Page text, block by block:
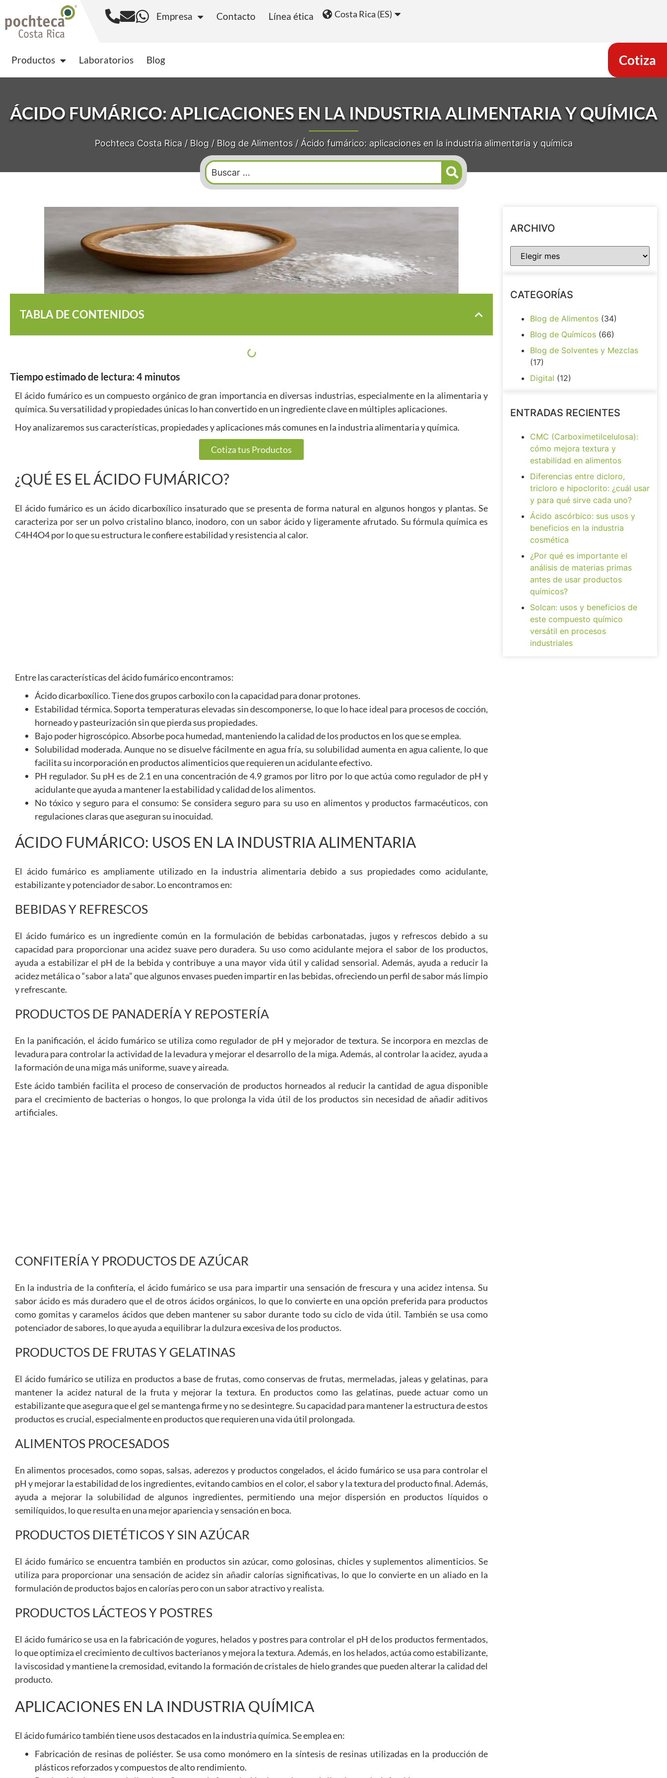
Cotiza
Empresa Contacto Línea ética Costa Rica (ES)
Productos Laboratorios Blog
ÁCIDO FUMÁRICO: APLICACIONES EN LA INDUSTRIA ALIMENTARIA Y QUÍMICA
Pochteca Costa Rica/ Blog/ Blog de Alimentos/ Ácido fumárico: aplicaciones en la industria alimentaria y química
TABLA DE CONTENIDOS
Tiempo estimado de lectura: 4 minutos
El ácido fumárico es un compuesto orgánico de gran importancia en diversas industrias, especialmente en la alimentaria y
química. Su versatilidad y propiedades únicas lo han convertido en un ingrediente clave en múltiples aplicaciones.
Hoy analizaremos sus características, propiedades y aplicaciones más comunes en la industria alimentaria y química.
Cotiza tus Productos
¿QUÉ ES EL ÁCIDO FUMÁRICO?
El ácido fumárico es un ácido dicarboxílico insaturado que se presenta de forma natural en algunos hongos y plantas. Se
caracteriza por ser un polvo cristalino blanco, inodoro, con un sabor ácido y ligeramente afrutado. Su fórmula química es
C4H4O4 por lo que su estructura le confiere estabilidad y resistencia al calor.
Entre las características del ácido fumárico encontramos:
Ácido dicarboxílico. Tiene dos grupos carboxilo con la capacidad para donar protones.
Estabilidad térmica. Soporta temperaturas elevadas sin descomponerse, lo que lo hace ideal para procesos de cocción,
horneado y pasteurización sin que pierda sus propiedades.
Bajo poder higroscópico. Absorbe poca humedad, manteniendo la calidad de los productos en los que se emplea.
Solubilidad moderada. Aunque no se disuelve fácilmente en agua fría, su solubilidad aumenta en agua caliente, lo que
facilita su incorporación en productos alimenticios que requieren un acidulante efectivo.
PH regulador. Su pH es de 2.1 en una concentración de 4.9 gramos por litro por lo que actúa como regulador de pH y
acidulante que ayuda a mantener la estabilidad y calidad de los alimentos.
No tóxico y seguro para el consumo: Se considera seguro para su uso en alimentos y productos farmacéuticos, con
regulaciones claras que aseguran su inocuidad.
ÁCIDO FUMÁRICO: USOS EN LA INDUSTRIA ALIMENTARIA
El ácido fumárico es ampliamente utilizado en la industria alimentaria debido a sus propiedades como acidulante,
estabilizante y potenciador de sabor. Lo encontramos en:
BEBIDAS Y REFRESCOS
El ácido fumárico es un ingrediente común en la formulación de bebidas carbonatadas, jugos y refrescos debido a su
capacidad para proporcionar una acidez suave pero duradera. Su uso como acidulante mejora el sabor de los productos,
ayuda a estabilizar el pH de la bebida y contribuye a una mayor vida útil y calidad sensorial. Además, ayuda a reducir la
acidez metálica o “sabor a lata” que algunos envases pueden impartir en las bebidas, ofreciendo un perfil de sabor más limpio
y refrescante.
PRODUCTOS DE PANADERÍA Y REPOSTERÍA
En la panificación, el ácido fumárico se utiliza como regulador de pH y mejorador de textura. Se incorpora en mezclas de
levadura para controlar la actividad de la levadura y mejorar el desarrollo de la miga. Además, al controlar la acidez, ayuda a
la formación de una miga más uniforme, suave y aireada.
Este ácido también facilita el proceso de conservación de productos horneados al reducir la cantidad de agua disponible
para el crecimiento de bacterias o hongos, lo que prolonga la vida útil de los productos sin necesidad de añadir aditivos
artificiales.
CONFITERÍA Y PRODUCTOS DE AZÚCAR
En la industria de la confitería, el ácido fumárico se usa para impartir una sensación de frescura y una acidez intensa. Su
sabor ácido es más duradero que el de otros ácidos orgánicos, lo que lo convierte en una opción preferida para productos
como gomitas y caramelos ácidos que deben mantener su sabor durante todo su ciclo de vida útil. También se usa como
potenciador de sabores, lo que ayuda a equilibrar la dulzura excesiva de los productos.
PRODUCTOS DE FRUTAS Y GELATINAS
El ácido fumárico se utiliza en productos a base de frutas, como conservas de frutas, mermeladas, jaleas y gelatinas, para
mantener la acidez natural de la fruta y mejorar la textura. En productos como las gelatinas, puede actuar como un
estabilizante que asegura que el gel se mantenga firme y no se desintegre. Su capacidad para mantener la estructura de estos
productos es crucial, especialmente en productos que requieren una vida útil prolongada.
ALIMENTOS PROCESADOS
En alimentos procesados, como sopas, salsas, aderezos y productos congelados, el ácido fumárico se usa para controlar el
pH y mejorar la estabilidad de los ingredientes, evitando cambios en el color, el sabor y la textura del producto final. Además,
ayuda a mejorar la solubilidad de algunos ingredientes, permitiendo una mejor dispersión en productos líquidos o
semilíquidos, lo que resulta en una mejor apariencia y sensación en boca.
PRODUCTOS DIETÉTICOS Y SIN AZÚCAR
El ácido fumárico se encuentra también en productos sin azúcar, como golosinas, chicles y suplementos alimenticios. Se
utiliza para proporcionar una sensación de acidez sin añadir calorías significativas, lo que lo convierte en un aliado en la
formulación de productos bajos en calorías pero con un sabor atractivo y realista.
PRODUCTOS LÁCTEOS Y POSTRES
El ácido fumárico se usa en la fabricación de yogures, helados y postres para controlar el pH de los productos fermentados,
lo que optimiza el crecimiento de cultivos bacterianos y mejora la textura. Además, en los helados, actúa como estabilizante,
la viscosidad y mantiene la cremosidad, evitando la formación de cristales de hielo grandes que pueden alterar la calidad del
producto.
APLICACIONES EN LA INDUSTRIA QUÍMICA
El ácido fumárico también tiene usos destacados en la industria química. Se emplea en:
Fabricación de resinas de poliéster. Se usa como monómero en la síntesis de resinas utilizadas en la producción de
plásticos reforzados y compuestos de alto rendimiento.
ARCHIVO
CATEGORÍAS
Blog de Alimentos (34)
Blog de Químicos (66)
Blog de Solventes y Mezclas
(17)
Digital (12)
ENTRADAS RECIENTES
CMC (Carboximetilcelulosa):
cómo mejora textura y
estabilidad en alimentos
Diferencias entre dicloro,
tricloro e hipoclorito: ¿cuál usar
y para qué sirve cada uno?
Ácido ascórbico: sus usos y
beneficios en la industria
cosmética
¿Por qué es importante el
análisis de materias primas
antes de usar productos
químicos?
Solcan: usos y beneficios de
este compuesto químico
versátil en procesos
industriales